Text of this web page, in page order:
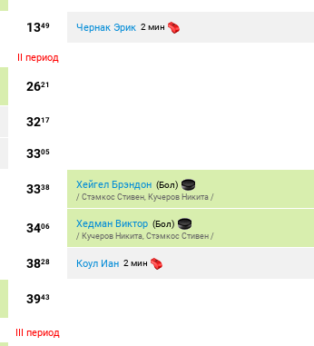
1349 Чернак Эрик 2 мин
II период
2621
3217
3305
3338 Хейгел Брэндон (Бол)
/Стэмкос Стивен, Кучеров Никита /
3406 Хедман Виктор (Бол)
/ Кучеров Никита,Стэмкос Стивен /
3828 Коул Иан 2 мин
3943
III период